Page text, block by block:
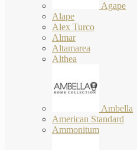
Agape
Alape
Alex Turco
Almar
Altamarea
Althea
Ambella
American Standard
Ammonitum